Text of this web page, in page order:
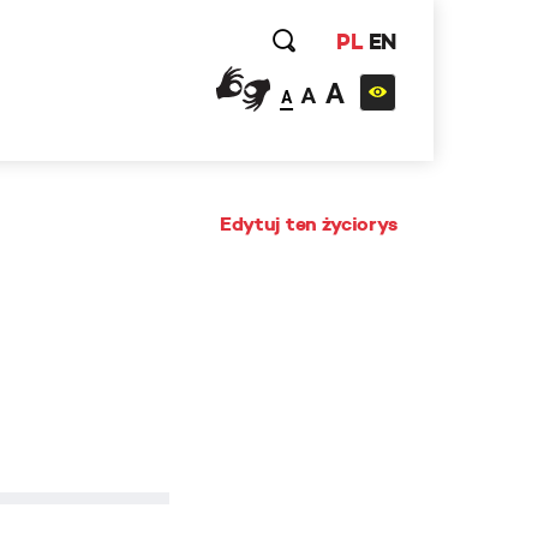
PL EN
A A A
Edytuj ten życiorys